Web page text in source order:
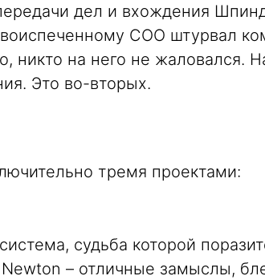
дел и вхождения
COO штурвал
никто на него не жаловался.
Это во-вторых.
тремя проектами:
судьба которой
– отличные замыслы,